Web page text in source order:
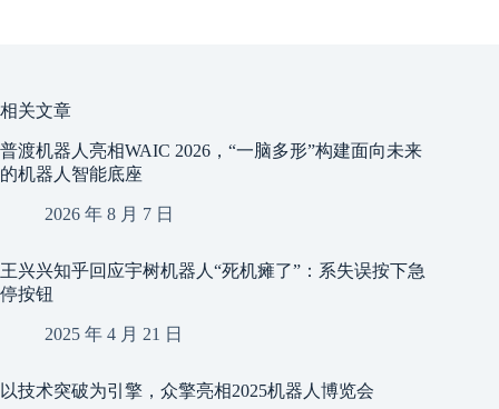
相关文章
普渡机器人亮相WAIC 2026，“一脑多形”构建面向未来
的机器人智能底座
2026 年 8 月 7 日
王兴兴知乎回应宇树机器人“死机瘫了”：系失误按下急
停按钮
2025 年 4 月 21 日
以技术突破为引擎，众擎亮相2025机器人博览会